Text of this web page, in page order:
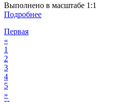
Выполнено в масштабе 1:1
Подробнее
Первая
«
1
2
3
4
5
»